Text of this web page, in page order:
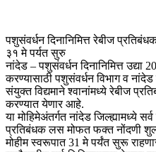
पशुसंवर्धन दिनानिमित्त रेबीज
३१ मे पर्यत सुरु
नांदेड – पशुसंवर्धन दिनानिमित्त उद्या
करण्यासाठी पशुसंवर्धन विभाग व नांदेड
संयुक्त विद्यमाने श्वानांमध्ये रेबीज
करण्यात येणार आहे.
या मोहिमेअंतर्गत नांदेड जिल्ह्यामध्ये
प्रतिबंधक लस मोफत फक्त नोंदणी
मोहीम स्वरूपात 31 मे पर्यंत सुरू